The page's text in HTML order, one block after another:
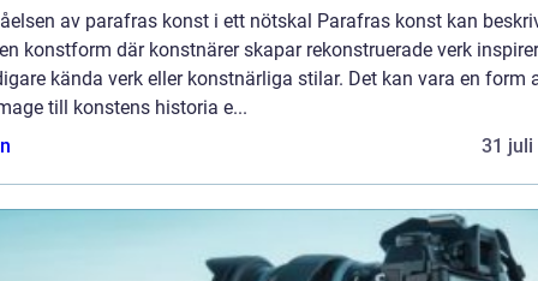
av parafras konst i ett nötskal Parafras konst kan
konstform där konstnärer skapar rekonstruerade verk
kända verk eller konstnärliga stilar. Det kan vara en form
till konstens historia e...
31 juli